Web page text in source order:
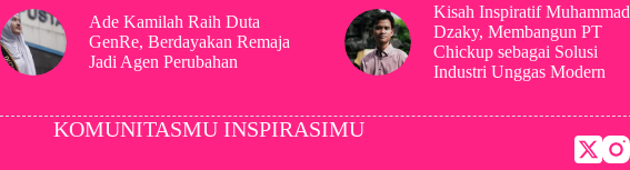
Ade Kamilah Raih Duta
GenRe, Berdayakan Remaja
Jadi Agen Perubahan
Kisah Inspiratif Muhammad
Dzaky, Membangun PT
Chickup sebagai Solusi
Industri Unggas Modern
KOMUNITASMU INSPIRASIMU